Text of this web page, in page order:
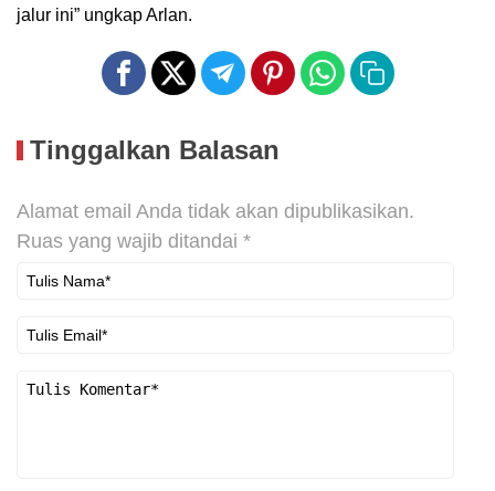
jalur ini” ungkap Arlan.
Tinggalkan Balasan
Alamat email Anda tidak akan dipublikasikan.
Ruas yang wajib ditandai *